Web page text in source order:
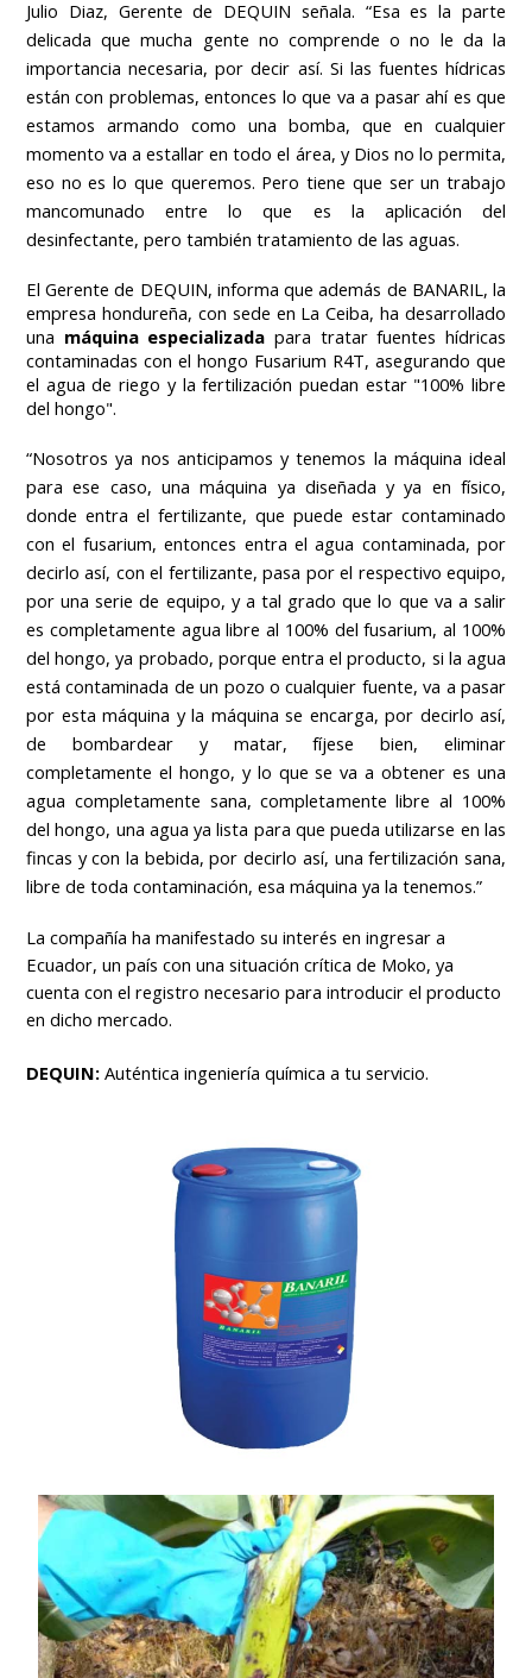
Julio Diaz, Gerente de DEQUIN señala. “Esa es la parte
delicada que mucha gente no comprende o no le da la
importancia necesaria, por decir así. Si las fuentes hídricas
están con problemas, entonces lo que va a pasar ahí es que
estamos armando como una bomba, que en cualquier
momento va a estallar en todo el área, y Dios no lo permita,
eso no es lo que queremos. Pero tiene que ser un trabajo
mancomunado entre lo que es la aplicación del
desinfectante, pero también tratamiento de las aguas.
El Gerente de DEQUIN, informa que además de BANARIL, la
empresa hondureña, con sede en La Ceiba, ha desarrollado
una máquina especializada para tratar fuentes hídricas
contaminadas con el hongo Fusarium R4T, asegurando que
el agua de riego y la fertilización puedan estar "100% libre
del hongo".
“Nosotros ya nos anticipamos y tenemos la máquina ideal
para ese caso, una máquina ya diseñada y ya en físico,
donde entra el fertilizante, que puede estar contaminado
con el fusarium, entonces entra el agua contaminada, por
decirlo así, con el fertilizante, pasa por el respectivo equipo,
por una serie de equipo, y a tal grado que lo que va a salir
es completamente agua libre al 100% del fusarium, al 100%
del hongo, ya probado, porque entra el producto, si la agua
está contaminada de un pozo o cualquier fuente, va a pasar
por esta máquina y la máquina se encarga, por decirlo así,
de bombardear y matar, fíjese bien, eliminar
completamente el hongo, y lo que se va a obtener es una
agua completamente sana, completamente libre al 100%
del hongo, una agua ya lista para que pueda utilizarse en las
fincas y con la bebida, por decirlo así, una fertilización sana,
libre de toda contaminación, esa máquina ya la tenemos.”
La compañía ha manifestado su interés en ingresar a
Ecuador, un país con una situación crítica de Moko, ya
cuenta con el registro necesario para introducir el producto
en dicho mercado.
DEQUIN: Auténtica ingeniería química a tu servicio.